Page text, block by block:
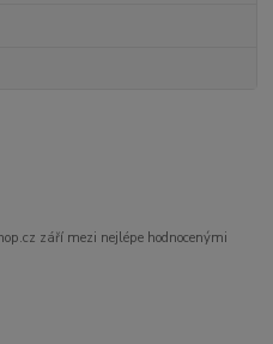
září mezi nejlépe hodnocenými